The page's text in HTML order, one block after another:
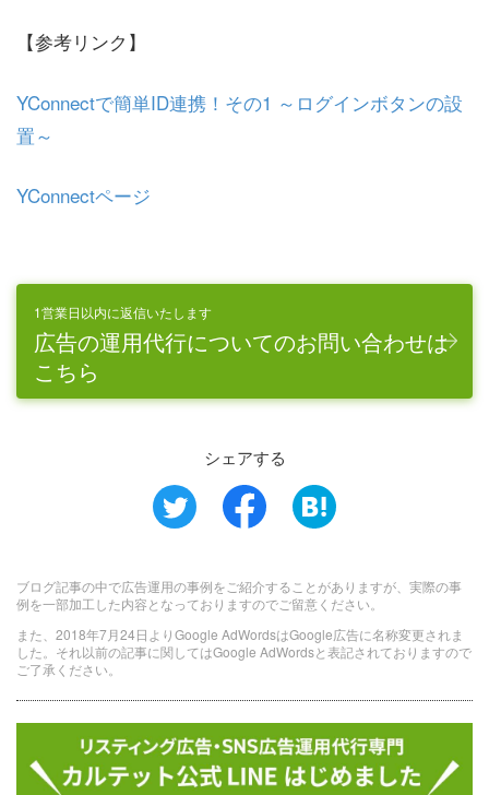
【参考リンク】
YConnectで簡単ID連携！その1 ～ログインボタンの設
置～
YConnectページ
1営業日以内に返信いたします
広告の運用代行についてのお問い合わせは
こちら
シェアする
ブログ記事の中で広告運用の事例をご紹介することがありますが、実際の事
例を一部加工した内容となっておりますのでご留意ください。
また、2018年7月24日よりGoogle AdWordsはGoogle広告に名称変更されま
した。それ以前の記事に関してはGoogle AdWordsと表記されておりますので
ご了承ください。